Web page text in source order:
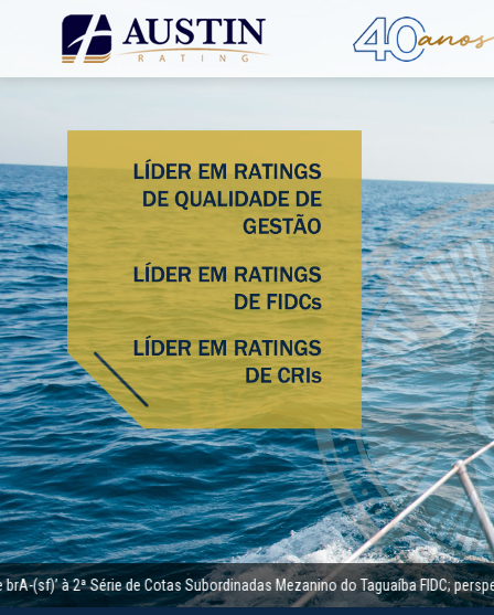
2ª Série de Cotas Subordinadas Mezanino do Taguaíba FIDC; perspectiva